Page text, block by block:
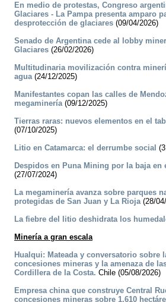
En medio de protestas, Congreso
Glaciares - La Pampa presenta amparo
desprotección de glaciares (09/04/2026)
Senado de Argentina cede al lobby
Glaciares (26/02/2026)
Multitudinaria movilización contra
agua(24/12/2025)
Manifestantes copan las calles de
megaminería(09/12/2025)
Tierras raras: nuevos elementos en el
(07/10/2025)
Litio en Catamarca: el derrumbe social
Despidos en Puna Mining por la baja
(27/07/2024)
La megaminería avanza sobre parques
protegidas de San Juan y La Rioja(28/
La fiebre del litio deshidrata los
Minería a gran escala
Hualqui: Mateada y conversatorio sobre
concesiones mineras y la amenaza de
Cordillera de la Costa. Chile (05/08/2026)
Empresa china que construye Central
concesiones mineras sobre 1.610